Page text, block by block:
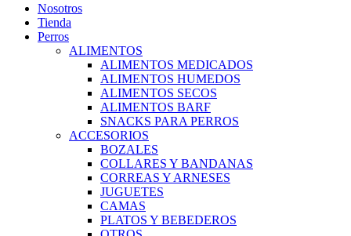
Nosotros
Tienda
Perros
ALIMENTOS
ALIMENTOS MEDICADOS
ALIMENTOS HUMEDOS
ALIMENTOS SECOS
ALIMENTOS BARF
SNACKS PARA PERROS
ACCESORIOS
BOZALES
COLLARES Y BANDANAS
CORREAS Y ARNESES
JUGUETES
CAMAS
PLATOS Y BEBEDEROS